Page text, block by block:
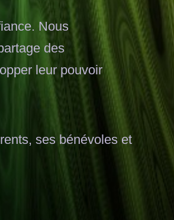
Nous
des
leur pouvoir
ses bénévoles et